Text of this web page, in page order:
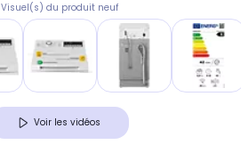
Visuel(s) du produit neuf
Voir les vidéos